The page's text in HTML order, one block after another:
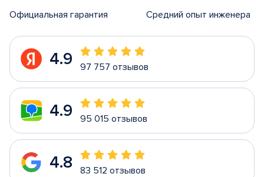
Официальная гарантия Средний опыт инженера
4.9 97 757 отзывов
4.9 95 015 отзывов
4.8 83 512 отзывов